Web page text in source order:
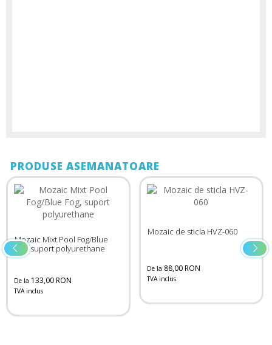
PRODUSE ASEMANATOARE
Mozaic Mixt Pool Fog/Blue
Fog, suport polyurethane
De la 133,00 RON
TVA inclus
Mozaic de sticla HVZ-060
De la 88,00 RON
TVA inclus